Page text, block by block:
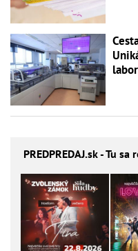
PREDPREDAJ.sk - Tu sa